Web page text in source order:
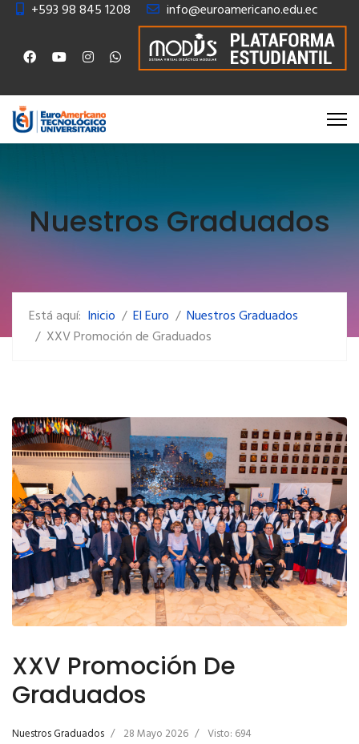
+593 98 845 1208 info@euroamericano.edu.ec
Nuestros Graduados
Está aquí: Inicio El Euro
Nuestros Graduados
XXV Promoción de Graduados
XXV Promoción De
Graduados
Nuestros Graduados 28 Mayo 2026 Visto: 694